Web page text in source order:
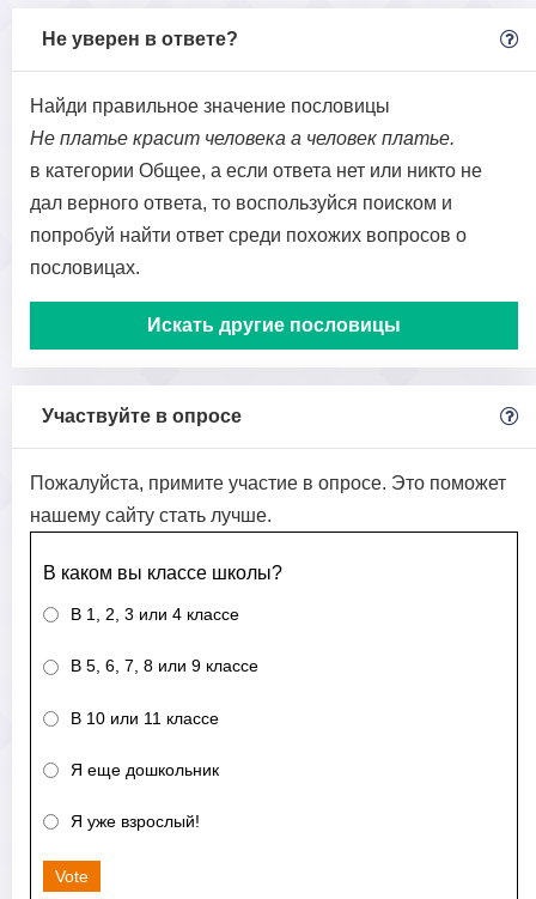
Не уверен в ответе?
Найди правильное значение пословицы
Не платье красит человека а человек платье.
в категории Общее, а если ответа нет или никто не
дал верного ответа, то воспользуйся поиском и
попробуй найти ответ среди похожих вопросов о
пословицах.
Искать другие пословицы
Участвуйте в опросе
Пожалуйста, примите участие в опросе. Это поможет
нашему сайту стать лучше.
В каком вы классе школы?
В 1, 2, 3 или 4 классе
В 5, 6, 7, 8 или 9 классе
В 10 или 11 классе
Я еще дошкольник
Я уже взрослый!
Vote